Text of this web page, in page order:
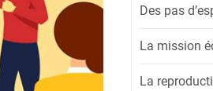
Des pas
La mission
La